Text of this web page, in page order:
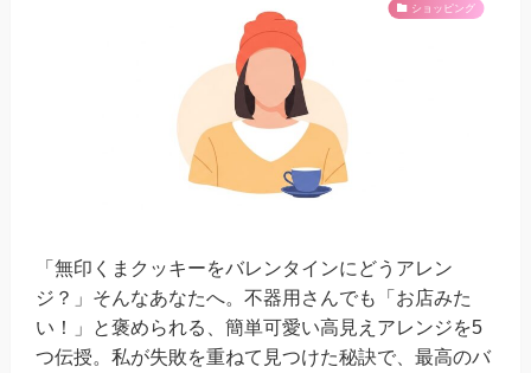
ショッピング
「無印くまクッキーをバレンタインにどうアレン
ジ？」そんなあなたへ。不器用さんでも「お店みた
い！」と褒められる、簡単可愛い高見えアレンジを5
つ伝授。私が失敗を重ねて見つけた秘訣で、最高のバ